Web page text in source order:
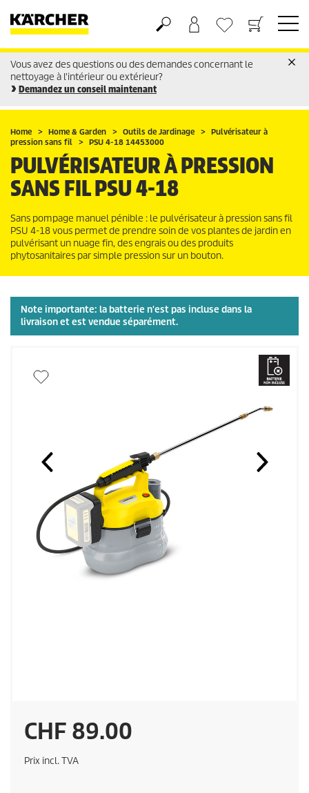
Panier
Liste d'envies
Vous avez des questions ou des demandes concernant le
nettoyage à l'intérieur ou extérieur?
Demandez un conseil maintenant
Home Home & Garden Outils de Jardinage
Pulvérisateur à
pression sans fil
PSU 4-18 14453000
PULVÉRISATEUR À PRESSION
SANS FIL PSU 4-18
Sans pompage manuel pénible : le pulvérisateur à pression sans fil
PSU 4-18 vous permet de prendre soin de vos plantes de jardin en
pulvérisant un nuage fin, des engrais ou des produits
phytosanitaires par simple pression sur un bouton.
Note importante: la batterie n'est pas incluse dans la
livraison et est vendue séparément.
P
r
CHF 89.00
Prix incl. TVA